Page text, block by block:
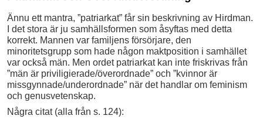
Ännu ett mantra, ”patriarkat” får sin beskrivning av Hirdman.
I det stora är ju samhällsformen som åsyftas med detta
korrekt. Mannen var familjens försörjare, den
minoritetsgrupp som hade någon maktposition i samhället
var också män. Men ordet patriarkat kan inte friskrivas från
”män är priviligierade/överordnade” och ”kvinnor är
missgynnade/underordnade” när det handlar om feminism
och genusvetenskap.
Några citat (alla från s. 124):